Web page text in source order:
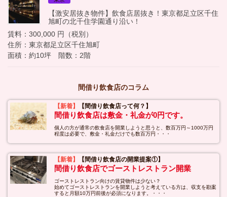
【激安居抜き物件】飲食店居抜き！東京都足立区千住
旭町の北千住学園通り沿い！
賃料：300,000 円（税別）
住所：東京都足立区千住旭町
面積：約10坪 階数：2階
間借り飲食店のコラム
【新着】 【間借り飲食店って何？】
間借り飲食店は敷金・礼金が0円です。
個人の方が通常の飲食店を開業しようと思うと、数百万円～1000万円
程度は必要で、敷金・礼金だけでも数百万円・・・
【新着】 【間借り飲食店の開業提案①】
間借り飲食店でゴーストレストラン開業
ゴーストレストラン向けの賃貸物件は少ない？
始めてゴーストレストランを開業しようと考えている方は、収支を勘案
すると月額10万円前後が必須になります。・・・